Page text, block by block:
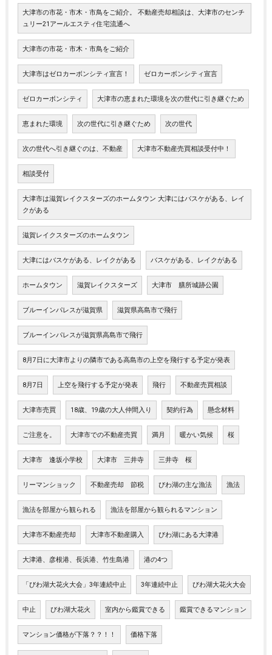
大津市の市花・市木・市鳥をご紹介。 不動産売却相談は、大津市のセンチ
ュリー21アールエスティ住宅流通へ
大津市の市花・市木・市鳥をご紹介
大津市はゼロカーボンシティ宣言！ ゼロカーボンシティ宣言
ゼロカーボンシティ 大津市の恵まれた環境を次の世代に引き継ぐため
恵まれた環境 次の世代に引き継ぐため 次の世代
次の世代へ引き継ぐのは、不動産 大津市不動産売買相談受付中！
相談受付
大津市は滋賀レイクスターズのホームタウン 大津にはバスケがある、レイ
クがある
滋賀レイクスターズのホームタウン
大津にはバスケがある、レイクがある バスケがある、レイクがある
ホームタウン 滋賀レイクスターズ 大津市 膳所城跡公園
ブルーインパレスが滋賀県 滋賀県高島市で飛行
ブルーインパレスが滋賀県高島市で飛行
8月7日に大津市よりの隣市である高島市の上空を飛行する予定が発表
8月7日 上空を飛行する予定が発表 飛行 不動産売買相談
大津市売買 18歳、19歳の大人仲間入り 契約行為 懸念材料
ご注意を。 大津市での不動産売買 満月 暖かい気候 桜
大津市 逢坂小学校 大津市 三井寺 三井寺 桜
リーマンショック 不動産売却 節税 びわ湖の主な漁法 漁法
漁法を部屋から観られる 漁法を部屋から観られるマンション
大津市不動産売却 大津市不動産購入 びわ湖にある大津港
大津港、彦根港、長浜港、竹生島港 港の4つ
「びわ湖大花火大会」3年連続中止 3年連続中止 びわ湖大花火大会
中止 びわ湖大花火 室内から鑑賞できる 鑑賞できるマンション
マンション価格が下落？？！！ 価格下落